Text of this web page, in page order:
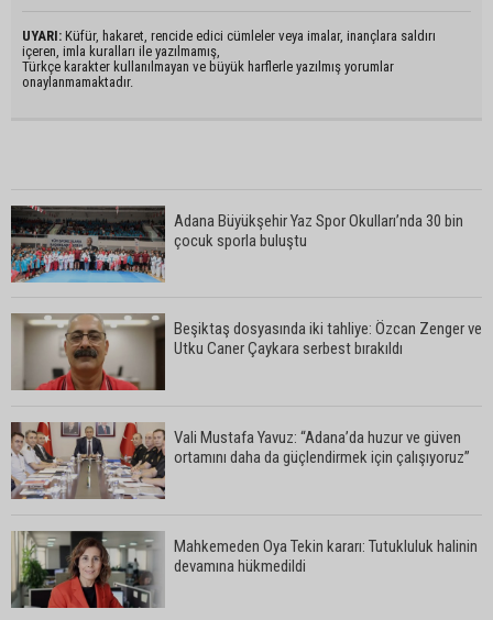
UYARI: Küfür, hakaret, rencide edici cümleler veya imalar, inançlara saldırı
içeren, imla kuralları ile yazılmamış,
Türkçe karakter kullanılmayan ve büyük harflerle yazılmış yorumlar
onaylanmamaktadır.
Adana Büyükşehir Yaz Spor Okulları’nda 30 bin
çocuk sporla buluştu
Beşiktaş dosyasında iki tahliye: Özcan Zenger ve
Utku Caner Çaykara serbest bırakıldı
Vali Mustafa Yavuz: “Adana’da huzur ve güven
ortamını daha da güçlendirmek için çalışıyoruz”
Mahkemeden Oya Tekin kararı: Tutukluluk halinin
devamına hükmedildi